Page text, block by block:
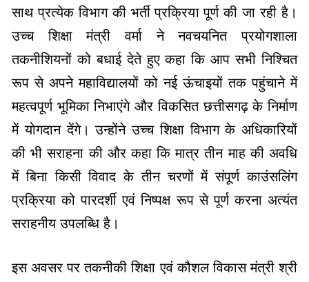
साथ प्रत्येक विभाग की भर्ती प्रक्रिया पूर्ण की जा रही है।
उच्च शिक्षा मंत्री वर्मा ने नवचयनित प्रयोगशाला
तकनीशियनों को बधाई देते हुए कहा कि आप सभी निश्चित
रूप से अपने महाविद्यालयों को नई ऊंचाइयों तक पहुंचाने में
महत्वपूर्ण भूमिका निभाएंगे और विकसित छत्तीसगढ़ के निर्माण
में योगदान देंगे। उन्होंने उच्च शिक्षा विभाग के अधिकारियों
की भी सराहना की और कहा कि मात्र तीन माह की अवधि
में बिना किसी विवाद के तीन चरणों में संपूर्ण काउंसलिंग
प्रक्रिया को पारदर्शी एवं निष्पक्ष रूप से पूर्ण करना अत्यंत
सराहनीय उपलब्धि है।
इस अवसर पर तकनीकी शिक्षा एवं कौशल विकास मंत्री श्री